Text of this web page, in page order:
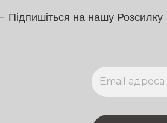
Підпишіться на нашу Розсилку